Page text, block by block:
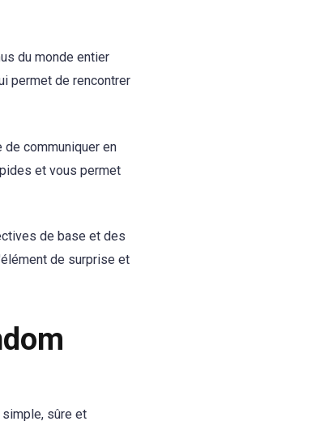
du monde entier
permet de rencontrer
communiquer en
et vous permet
de base et des
de surprise et
sûre et